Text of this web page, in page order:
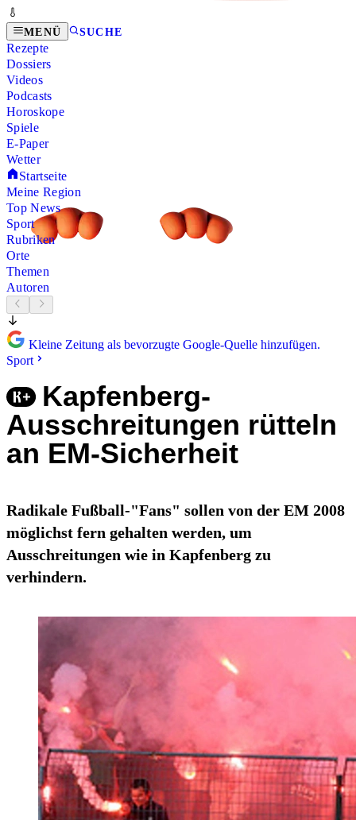
MENÜ SUCHE
Rezepte
Dossiers
Videos
Podcasts
Horoskope
Spiele
E-Paper
Wetter
Startseite
Meine Region
Top News
Sport
Rubriken
Orte
Themen
Autoren
Kleine Zeitung als bevorzugte Google-Quelle hinzufügen.
Sport
Kapfenberg-
Ausschreitungen rütteln
an EM-Sicherheit
Radikale Fußball-"Fans" sollen von der EM 2008
möglichst fern gehalten werden, um
Ausschreitungen wie in Kapfenberg zu
verhindern.